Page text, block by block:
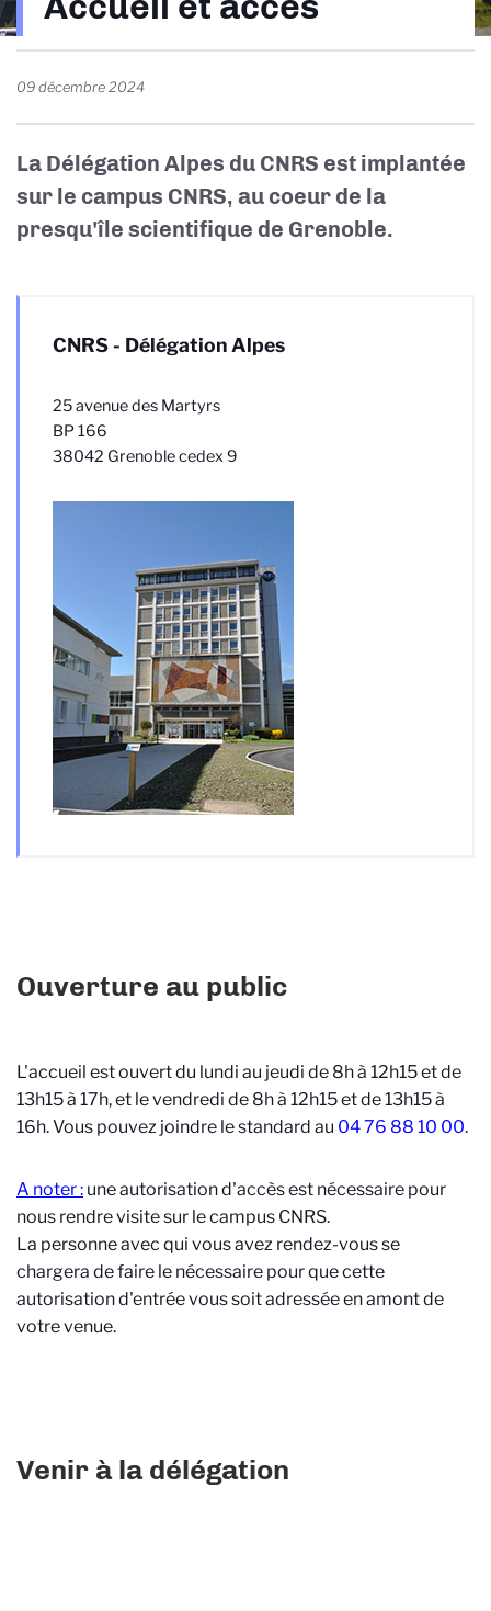
09 décembre 2024
La Délégation Alpes du CNRS est implantée
sur le campus CNRS, au coeur de la
presqu'île scientifique de Grenoble.
CNRS - Délégation Alpes
25 avenue des Martyrs
BP 166
38042 Grenoble cedex 9
Ouverture au public
L'accueil est ouvert du lundi au jeudi de 8h à 12h15 et de
13h15 à 17h, et le vendredi de 8h à 12h15 et de 13h15 à
16h. Vous pouvez joindre le standard au 04 76 88 10 00.
A noter : une autorisation d'accès est nécessaire pour
nous rendre visite sur le campus CNRS.
La personne avec qui vous avez rendez-vous se
chargera de faire le nécessaire pour que cette
autorisation d'entrée vous soit adressée en amont de
votre venue.
Venir à la délégation